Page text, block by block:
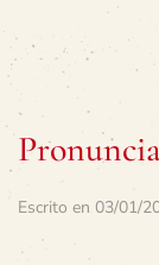
Escrito en 03/01/